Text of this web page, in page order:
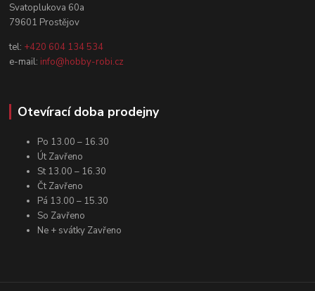
Svatoplukova 60a
79601 Prostějov
tel: +420 604 134 534
e-mail: info@hobby-robi.cz
Otevírací doba prodejny
Po 13.00 – 16.30
Út Zavřeno
St 13.00 – 16.30
Čt Zavřeno
Pá 13.00 – 15.30
So Zavřeno
Ne + svátky Zavřeno